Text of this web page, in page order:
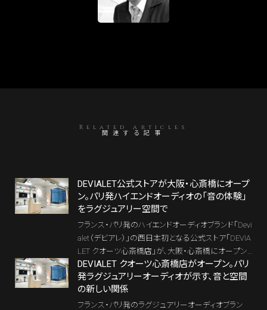
Related articles
関連する記事
DEVIALET公式ストアが大阪・心斎橋にオープ
ン。パリ発ハイエンドオーディオの「音の体験」
をラグジュアリー空間で
フランス・パリ発のハイエンドオーディオブランド「Devi
alet（デビアレ）」の西日本初となる公式ストア「DEVIA
LET クオーツ心斎橋店」が、大阪・心斎橋にオープン
する。場所はOsaka Metro御堂筋線・長堀鶴見緑地線
「心斎橋」駅直結の商業施設「クオーツ心斎橋」2階。
店内には専用リスニングルームを備え、Devialetなら
ではの音響体験をラグジュアリーな空間の中で味わ
DEVIALET クオーツ心斎橋店がオープン。パリ
発ラグジュアリーオーディオが示す、音と空間
の新しい関係
フランス・パリ発のラグジュアリーオーディオブラン